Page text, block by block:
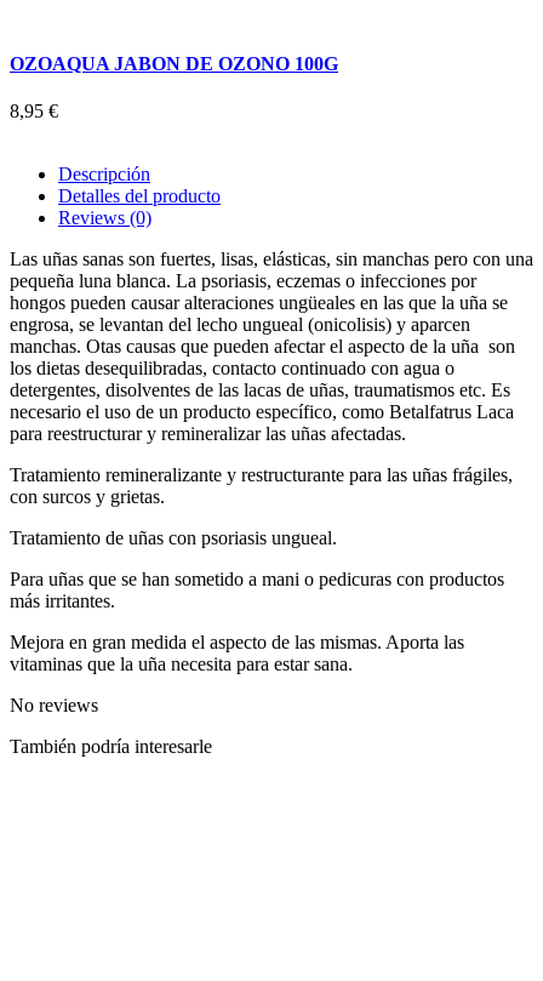
OZOAQUA JABON DE OZONO 100G
8,95 €
Descripción
Detalles del producto
Reviews (0)
Las uñas sanas son fuertes, lisas, elásticas, sin manchas pero con una
pequeña luna blanca. La psoriasis, eczemas o infecciones por
hongos pueden causar alteraciones ungüeales en las que la uña se
engrosa, se levantan del lecho ungueal (onicolisis) y aparcen
manchas. Otas causas que pueden afectar el aspecto de la uña son
los dietas desequilibradas, contacto continuado con agua o
detergentes, disolventes de las lacas de uñas, traumatismos etc. Es
necesario el uso de un producto específico, como Betalfatrus Laca
para reestructurar y remineralizar las uñas afectadas.
Tratamiento remineralizante y restructurante para las uñas frágiles,
con surcos y grietas.
Tratamiento de uñas con psoriasis ungueal.
Para uñas que se han sometido a mani o pedicuras con productos
más irritantes.
Mejora en gran medida el aspecto de las mismas. Aporta las
vitaminas que la uña necesita para estar sana.
No reviews
También podría interesarle